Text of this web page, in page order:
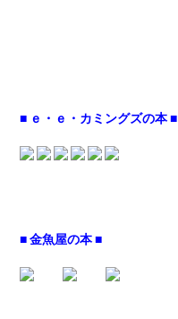
■ ｅ・ｅ・カミングズの本 ■
■ 金魚屋の本 ■